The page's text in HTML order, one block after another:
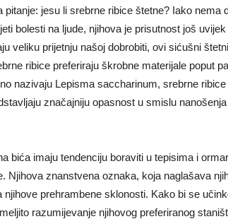
pitanje: jesu li srebrne ribice štetne? Iako nema
bolesti na ljude, njihova je prisutnost još
veliku prijetnju našoj dobrobiti, ovi sićušni
ribice preferiraju škrobne materijale poput
nazivaju Lepisma saccharinum, srebrne
značajniju opasnost u smislu
bića imaju tendenciju boraviti u tepisima i
Njihova znanstvena oznaka, koja naglašava
njihove prehrambene sklonosti. Kako bi se
razumijevanje njihovog preferiranog